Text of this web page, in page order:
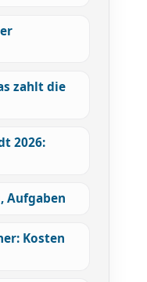
zahlt die
2026:
Aufgaben
Kosten